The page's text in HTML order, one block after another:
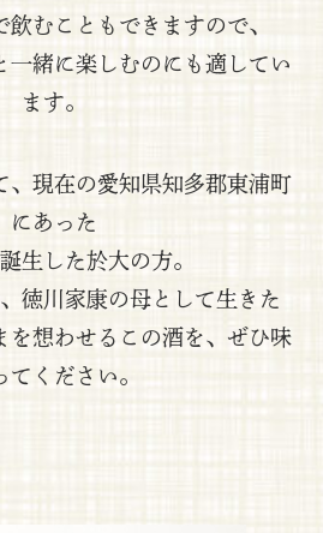
むこともできますので、
一緒に楽しむのにも適してい
ます。
、現在の愛知県知多郡東浦町
にあった
生した於大の方。
徳川家康の母として生きた
を想わせるこの酒を、ぜひ味
てください。